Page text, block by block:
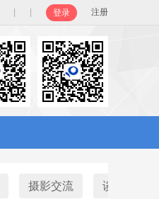
登录 注册
摄影交流 谈天说地